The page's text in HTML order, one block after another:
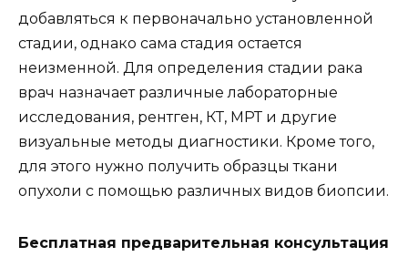
добавляться к первоначально установленной
стадии, однако сама стадия остается
неизменной. Для определения стадии рака
врач назначает различные лабораторные
исследования, рентген, КТ, МРТ и другие
визуальные методы диагностики. Кроме того,
для этого нужно получить образцы ткани
опухоли с помощью различных видов биопсии.
Бесплатная предварительная консультация